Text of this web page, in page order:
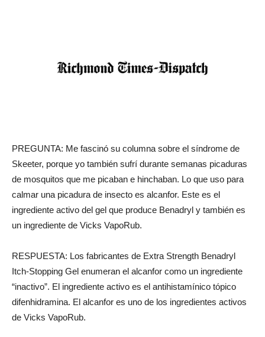
PREGUNTA: Me fascinó su columna sobre el síndrome de
Skeeter, porque yo también sufrí durante semanas picaduras
de mosquitos que me picaban e hinchaban. Lo que uso para
calmar una picadura de insecto es alcanfor. Este es el
ingrediente activo del gel que produce Benadryl y también es
un ingrediente de Vicks VapoRub.
RESPUESTA: Los fabricantes de Extra Strength Benadryl
Itch-Stopping Gel enumeran el alcanfor como un ingrediente
“inactivo”. El ingrediente activo es el antihistamínico tópico
difenhidramina. El alcanfor es uno de los ingredientes activos
de Vicks VapoRub.